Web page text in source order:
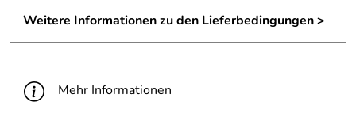
Weitere Informationen zu den Lieferbedingungen >
Mehr Informationen